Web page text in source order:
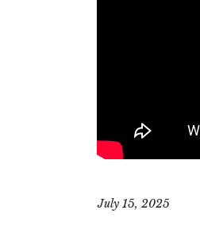
July 15, 2025